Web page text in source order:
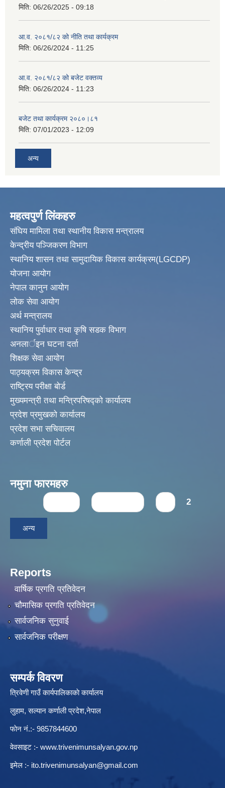
मिति: 06/26/2025 - 09:18
आ.व. २०८१/८२ को नीति तथा कार्यक्रम
मिति: 06/26/2024 - 11:25
आ.व. २०८१/८२ को बजेट वक्तव्य
मिति: 06/26/2024 - 11:23
बजेट तथा कार्यक्रम २०८०।८१
मिति: 07/01/2023 - 12:09
अन्य
महत्वपुर्ण लिंकहरु
संघिय मामिला तथा स्थानीय विकास मन्त्रालय
केन्द्रीय पञ्जिकरण विभाग
स्थानिय शासन तथा सामुदायिक विकास कार्यक्रम(LGCDP)
योजना आयोग
नेपाल कानुन आयोग
लोक सेवा आयोग
अर्थ मन्त्रालय
स्थानिय पुर्वाधार तथा कृषि सडक विभाग
अनलार्इन घटना दर्ता
शिक्षक सेवा आयोग
पाठ्यक्रम विकास केन्द्र
राष्ट्रिय परीक्षा बोर्ड
मुख्यमन्त्री तथा मन्त्रिपरिषद्को कार्यालय
प्रदेश प्रमुखको कार्यालय
प्रदेश सभा सचिवालय
कर्णाली प्रदेश पोर्टल
नमुना फारमहरु
Pages 2
अन्य
Reports
वार्षिक प्रगति प्रतिवेदन
चौमासिक प्रगति प्रतिवेदन
सार्वजनिक सुनुवाई
सार्वजनिक परीक्षण
सम्पर्क विवरण
त्रिवेणी गाउँ कार्यपालिकाकाे कार्यालय
लुहाम, सल्यान कर्णाली प्रदेश,नेपाल
फाेन नं.:- 9857844600
वेवसाइट :- www.trivenimunsalyan.gov.np
इमेल :- ito.trivenimunsalyan@gmail.com